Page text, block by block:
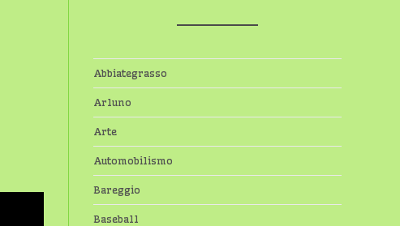
Abbiategrasso
Arluno
Arte
Automobilismo
Bareggio
Baseball